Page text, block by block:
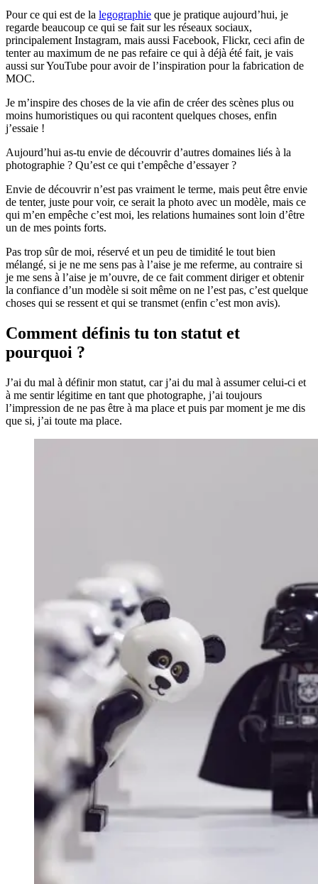
Pour ce qui est de la legographie que je pratique aujourd’hui, je
regarde beaucoup ce qui se fait sur les réseaux sociaux,
principalement Instagram, mais aussi Facebook, Flickr, ceci afin de
tenter au maximum de ne pas refaire ce qui à déjà été fait, je vais
aussi sur YouTube pour avoir de l’inspiration pour la fabrication de
MOC.
Je m’inspire des choses de la vie afin de créer des scènes plus ou
moins humoristiques ou qui racontent quelques choses, enfin
j’essaie !
Aujourd’hui as-tu envie de découvrir d’autres domaines liés à la
photographie ? Qu’est ce qui t’empêche d’essayer ?
Envie de découvrir n’est pas vraiment le terme, mais peut être envie
de tenter, juste pour voir, ce serait la photo avec un modèle, mais ce
qui m’en empêche c’est moi, les relations humaines sont loin d’être
un de mes points forts.
Pas trop sûr de moi, réservé et un peu de timidité le tout bien
mélangé, si je ne me sens pas à l’aise je me referme, au contraire si
je me sens à l’aise je m’ouvre, de ce fait comment diriger et obtenir
la confiance d’un modèle si soit même on ne l’est pas, c’est quelque
choses qui se ressent et qui se transmet (enfin c’est mon avis).
Comment définis tu ton statut et
pourquoi ?
J’ai du mal à définir mon statut, car j’ai du mal à assumer celui-ci et
à me sentir légitime en tant que photographe, j’ai toujours
l’impression de ne pas être à ma place et puis par moment je me dis
que si, j’ai toute ma place.